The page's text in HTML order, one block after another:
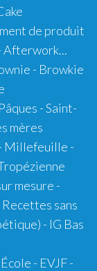
de produit
Afterwork...
- Browkie
Pâques -Saint-
mères
Millefeuille -
mesure -
Recettes sans
- IG Bas
- EVJF-